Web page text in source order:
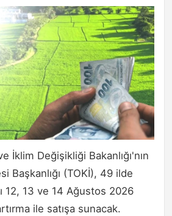
İklim Değişikliği Bakanlığı'nın
Başkanlığı (TOKİ), 49 ilde
12, 13 ve 14 Ağustos 2026
ile satışa sunacak.